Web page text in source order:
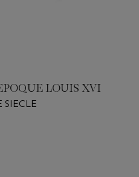
LOUIS XVI
SIECLE